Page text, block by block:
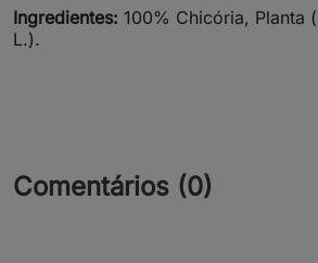
Ingredientes: 100% Chicória, Planta (
L.).
Comentários (0)